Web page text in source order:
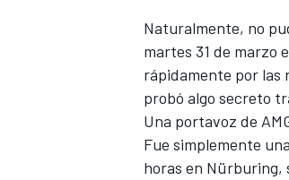
FÓRMULA E
Naturalmente, no
martes 31 de marzo
rápidamente por las
probó algo secreto
Una portavoz de
Fue simplemente
horas en Nürburing,